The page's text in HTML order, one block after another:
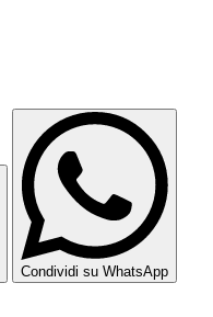
Condividi su WhatsApp